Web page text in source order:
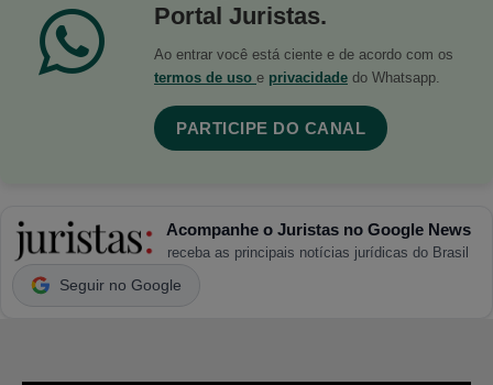
Portal Juristas.
Ao entrar você está ciente e de acordo com os
termos de uso e privacidade do Whatsapp.
PARTICIPE DO CANAL
Acompanhe o Juristas no Google News
receba as principais notícias jurídicas do Brasil
Seguir no Google